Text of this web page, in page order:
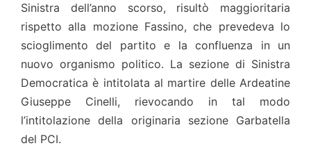
Sinistra dell’anno scorso, risultò maggioritaria
rispetto alla mozione Fassino, che prevedeva lo
scioglimento del partito e la confluenza in un
nuovo organismo politico. La sezione di Sinistra
Democratica è intitolata al martire delle Ardeatine
Giuseppe Cinelli, rievocando in tal modo
l’intitolazione della originaria sezione Garbatella
del PCI.